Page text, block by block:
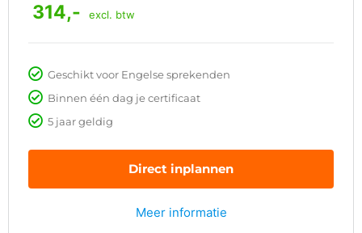
314,- excl. btw
Geschikt voor Engelse sprekenden
Binnen één dag je certificaat
5 jaar geldig
Direct inplannen
Meer informatie